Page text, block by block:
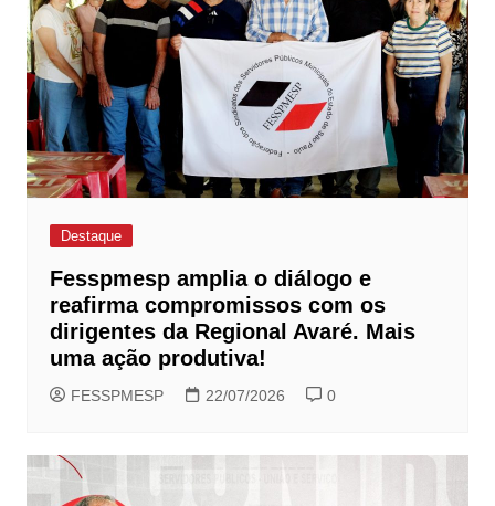
Destaque
Fesspmesp amplia o diálogo e
reafirma compromissos com os
dirigentes da Regional Avaré. Mais
uma ação produtiva!
FESSPMESP 22/07/2026 0